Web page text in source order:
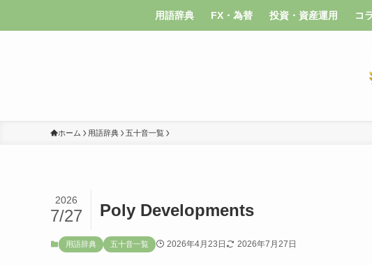
用語辞典 FX・為替 投資・資産運用 コ
ホーム 用語辞典 五十音一覧
Poly Developments
2026
7/27
用語辞典 五十音一覧 2026年4月23日 2026年7月27日